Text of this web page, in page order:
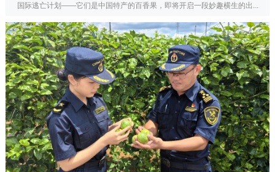
国际逃亡计划——它们是中国特产的百香果，即将开启一段妙趣横生的出...